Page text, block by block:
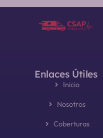
Enlaces Útiles
Inicio
Nosotros
Coberturas